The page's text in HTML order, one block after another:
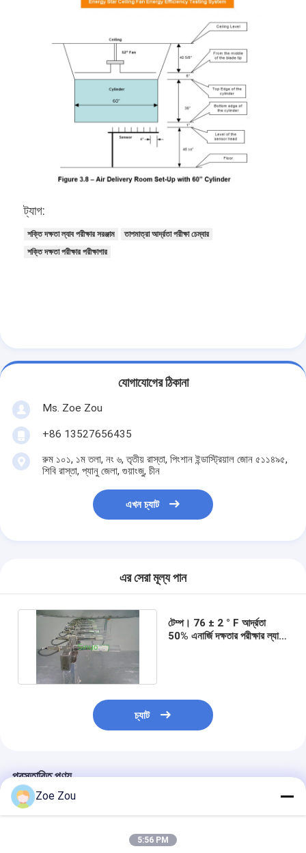
জল ইনগ্রিজ টেস্টিং সরঞ্জাম
পরিবেশগত পরীক্ষা চেম্বার
দাহ্যতা টেস্ট চেম্বার
মেডিকেল ডিভাইস টেস্টিং সরঞ্জাম
IEC 62368 পরীক্ষার সরঞ্জাম
ট্যাগ:
শক্তি দক্ষতা ল্যাব পরীক্ষার সরঞ্জাম
তাপমাত্রা আর্দ্রতা পরীক্ষা চেম্বার
শক্তি দক্ষতা পরীক্ষার পরীক্ষাগার
যোগাযোগের ঠিকানা
Ms. Zoe Zou
+86 13527656435
রুম ১০১, ১ম তলা, নং ৬, তৃতীয় রাস্তা, পিংশান ইন্ডাস্ট্রিয়াল জোন ৫১১৪৯৫,
শিবি রাস্তা, প্যানু জেলা, গুয়াংজু, চীন
এখন চ্যাট
এর সেরা মূল্য পান
টেম্প। 76 ± 2 ° F আর্দ্রতা
50% এনার্জি দক্ষতার পরীক্ষার ল্যাব
চ্যাট
প্রস্তাবিত পণ্য
Zoe Zou
5:56 PM